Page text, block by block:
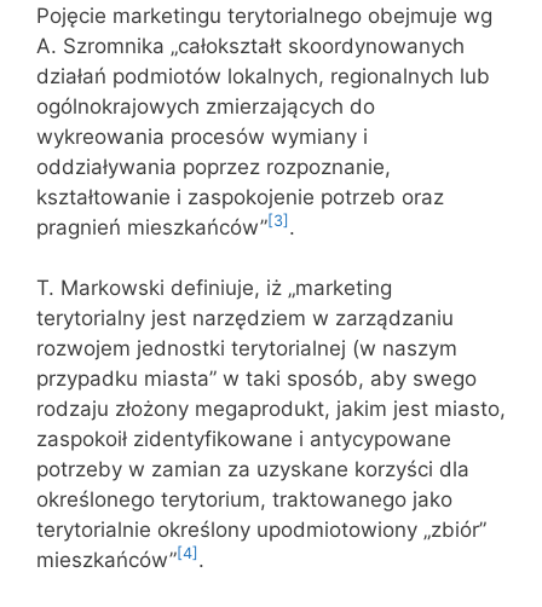
Pojęcie marketingu terytorialnego obejmuje wg
A. Szromnika „całokształt skoordynowanych
działań podmiotów lokalnych, regionalnych lub
ogólnokrajowych zmierzających do
wykreowania procesów wymiany i
oddziaływania poprzez rozpoznanie,
kształtowanie i zaspokojenie potrzeb oraz
pragnień mieszkańców”[3] .
T. Markowski definiuje, iż „marketing
terytorialny jest narzędziem w zarządzaniu
rozwojem jednostki terytorialnej (w naszym
przypadku miasta” w taki sposób, aby swego
rodzaju złożony megaprodukt, jakim jest miasto,
zaspokoił zidentyfikowane i antycypowane
potrzeby w zamian za uzyskane korzyści dla
określonego terytorium, traktowanego jako
terytorialnie określony upodmiotowiony „zbiór”
mieszkańców”[4] .